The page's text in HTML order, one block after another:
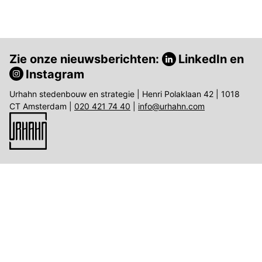
Zie onze nieuwsberichten: LinkedIn en
Instagram
Urhahn stedenbouw en strategie | Henri Polaklaan 42 | 1018
CT Amsterdam | 020 421 74 40 info@urhahn.com